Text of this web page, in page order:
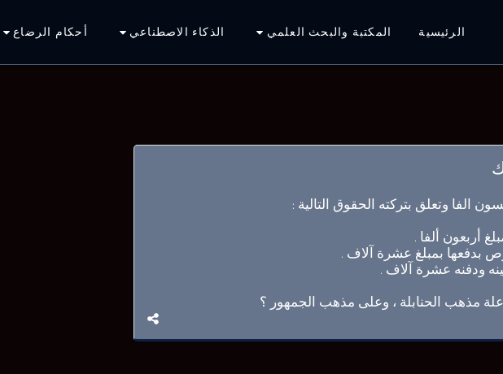
الرئيسية المكتبة والبحث العلمي الذكاء الاصطناعي أحكام الرضاع
الفا وتعلق بتركته الحقوق التالية :
مذهب الحنابلة ، وعلى مذهب الجمهور ؟